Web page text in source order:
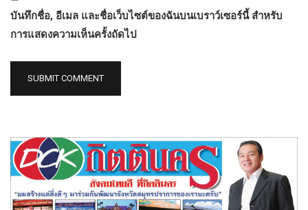
บันทึกชื่อ, อีเมล และชื่อเว็บไซต์ของฉันบนเบราว์เซอร์นี้ สำหรับ
การแสดงความเห็นครั้งถัดไป